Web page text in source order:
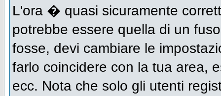
L'ora � quasi sicuramente
potrebbe essere quella di un
fosse, devi cambiare le
farlo coincidere con la tua area,
ecc. Nota che solo gli utenti